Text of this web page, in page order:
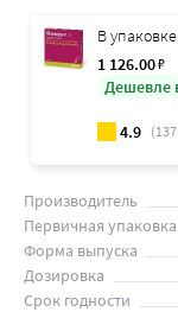
В упаковке:
1 126.00₽
Дешевле
4.9 (137
Производитель
Первичная упаковка
Форма выпуска
Дозировка
Срок годности